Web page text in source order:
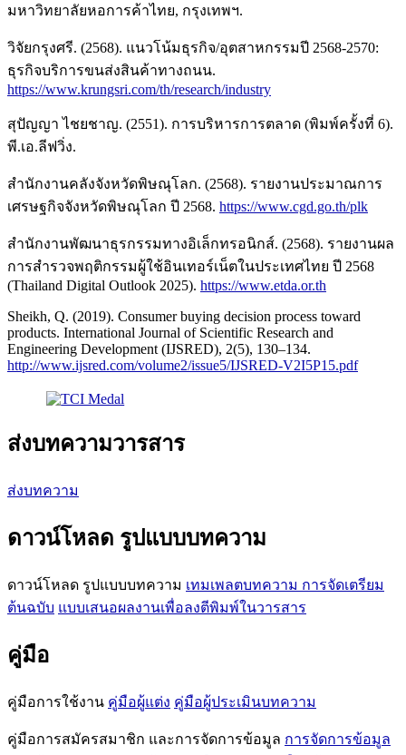
มหาวิทยาลัยหอการค้าไทย, กรุงเทพฯ.
วิจัยกรุงศรี. (2568). แนวโน้มธุรกิจ/อุตสาหกรรมปี 2568-2570:
ธุรกิจบริการขนส่งสินค้าทางถนน.
https://www.krungsri.com/th/research/industry
สุปัญญา ไชยชาญ. (2551). การบริหารการตลาด (พิมพ์ครั้งที่ 6).
พี.เอ.ลีฟวิ่ง.
สำนักงานคลังจังหวัดพิษณุโลก. (2568). รายงานประมาณการ
เศรษฐกิจจังหวัดพิษณุโลก ปี 2568. https://www.cgd.go.th/plk
สำนักงานพัฒนาธุรกรรมทางอิเล็กทรอนิกส์. (2568). รายงานผล
การสำรวจพฤติกรรมผู้ใช้อินเทอร์เน็ตในประเทศไทย ปี 2568
(Thailand Digital Outlook 2025). https://www.etda.or.th
Sheikh, Q. (2019). Consumer buying decision process toward
products. International Journal of Scientific Research and
Engineering Development (IJSRED), 2(5), 130–134.
http://www.ijsred.com/volume2/issue5/IJSRED-V2I5P15.pdf
ส่งบทความวารสาร
ส่งบทความ
ดาวน์โหลด รูปแบบบทความ
ดาวน์โหลด รูปแบบบทความ เทมเพลตบทความ การจัดเตรียม
ต้นฉบับ แบบเสนอผลงานเพื่อลงตีพิมพ์ในวารสาร
คู่มือ
คู่มือการใช้งาน คู่มือผู้แต่ง คู่มือผู้ประเมินบทความ
คู่มือการสมัครสมาชิก และการจัดการข้อมูล การจัดการข้อมูล